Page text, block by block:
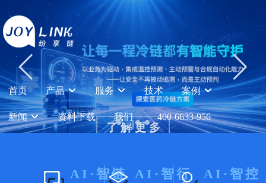
首页 产品 服务 技术 案例
新闻 资料下载 我们 400-6633-956
了 解 更 多
了 解 更 多
了 解 更 多
AI·智链 AI·智行 AI·智控